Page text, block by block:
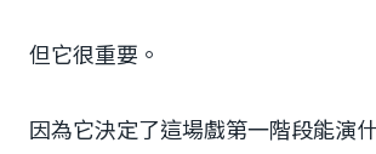
但它很重要。
因為它決定了這場戲第一階段能演